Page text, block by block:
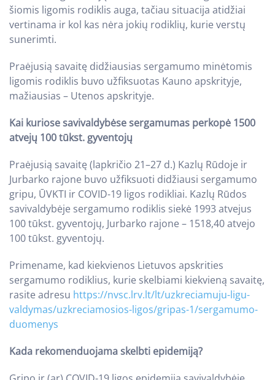
šiomis ligomis rodiklis auga, tačiau situacija atidžiai
vertinama ir kol kas nėra jokių rodiklių, kurie verstų
sunerimti.
Praėjusią savaitę didžiausias sergamumo minėtomis
ligomis rodiklis buvo užfiksuotas Kauno apskrityje,
mažiausias – Utenos apskrityje.
Kai kuriose savivaldybėse sergamumas perkopė 1500
atvejų 100 tūkst. gyventojų
Praėjusią savaitę (lapkričio 21–27 d.) Kazlų Rūdoje ir
Jurbarko rajone buvo užfiksuoti didžiausi sergamumo
gripu, ŪVKTI ir COVID-19 ligos rodikliai. Kazlų Rūdos
savivaldybėje sergamumo rodiklis siekė 1993 atvejus
100 tūkst. gyventojų, Jurbarko rajone – 1518,40 atvejo
100 tūkst. gyventojų.
Primename, kad kiekvienos Lietuvos apskrities
sergamumo rodiklius, kurie skelbiami kiekvieną savaitę,
rasite adresu https://nvsc.lrv.lt/lt/uzkreciamuju-ligu-
valdymas/uzkreciamosios-ligos/gripas-1/sergamumo-
duomenys
Kada rekomenduojama skelbti epidemiją?